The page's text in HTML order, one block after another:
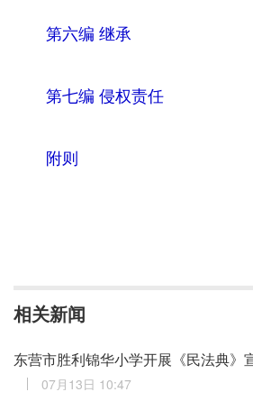
第六编 继承
第七编 侵权责任
附则
相关新闻
东营市胜利锦华小学开展《民法典》
07月13日 10:47